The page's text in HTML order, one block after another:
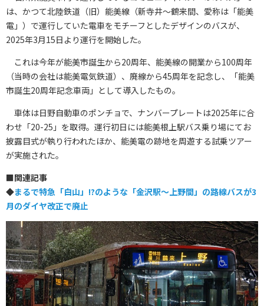
は、かつて北陸鉄道（旧）能美線（新寺井～鶴来間、愛称は「能美
電」）で運行していた電車をモチーフとしたデザインのバスが、
2025年3月15日より運行を開始した。
これは今年が能美市誕生から20周年、能美線の開業から100周年
（当時の会社は能美電気鉄道）、廃線から45周年を記念し、「能美
市誕生20周年記念車両」として導入したもの。
車体は日野自動車のポンチョで、ナンバープレートは2025年に合
わせ「20-25」を取得。運行初日には能美根上駅バス乗り場にてお
披露目式が執り行われたほか、能美電の跡地を周遊する試乗ツアー
が実施された。
■関連記事
◆まるで特急「白山」!?のような「金沢駅～上野間」の路線バスが3
月のダイヤ改正で廃止